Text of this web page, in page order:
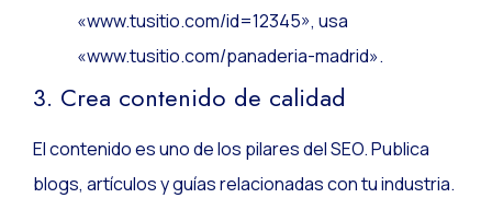
«www.tusitio.com/id=12345», usa
«www.tusitio.com/panaderia-madrid».
3. Crea contenido de calidad
El contenido es uno de los pilares del SEO. Publica
blogs, artículos y guías relacionadas con tu industria.